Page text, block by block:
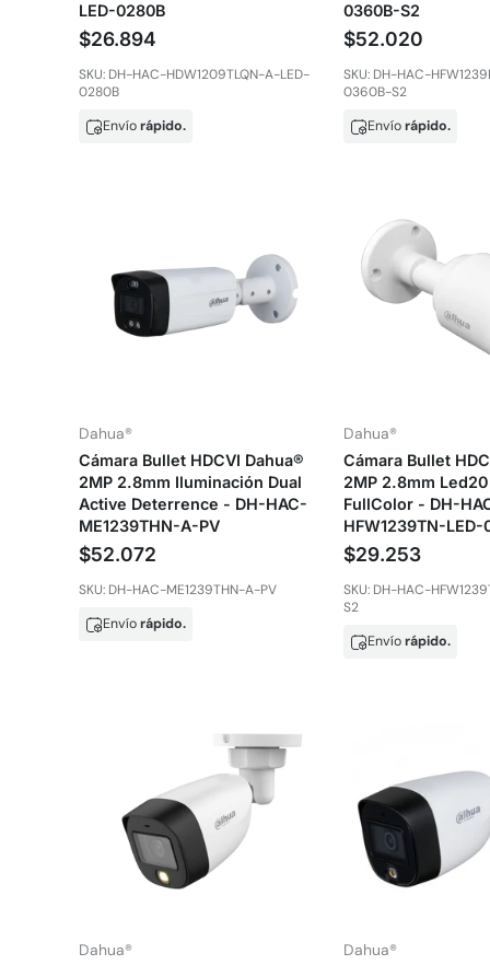
LED-0280B
$26.894
SKU: DH-HAC-HDW1209TLQN-A-LED-
0280B
Envíorápido.
0360B-S2
$52.020
SKU: DH-HAC-
0360B-S2
Envíorápido.
Dahua®
Cámara Bullet HDCVI Dahua®
2MP 2.8mm Iluminación Dual
Active Deterrence - DH-HAC-
ME1239THN-A-PV
$52.072
SKU: DH-HAC-ME1239THN-A-PV
Envíorápido.
Dahua®
Cámara Bullet
2MP 2.8mm Led20
FullColor - DH-
HFW1239TN-
$29.253
SKU: DH-HAC-
S2
Envíorápido.
Dahua® Dahua®